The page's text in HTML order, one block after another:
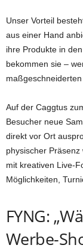
Unser Vorteil
aus einer Hand
ihre Produkte in
bekommen sie –
Auf der Caggtus
Besucher neue
direkt vor Ort
physischer
mit kreativen Live-
Möglichkeiten,
FYNG:
Werbe-